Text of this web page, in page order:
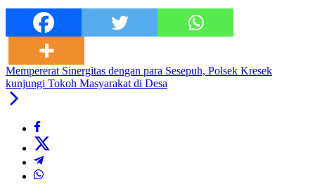
Mempererat Sinergitas dengan para Sesepuh, Polsek Kresek
kunjungi Tokoh Masyarakat di Desa